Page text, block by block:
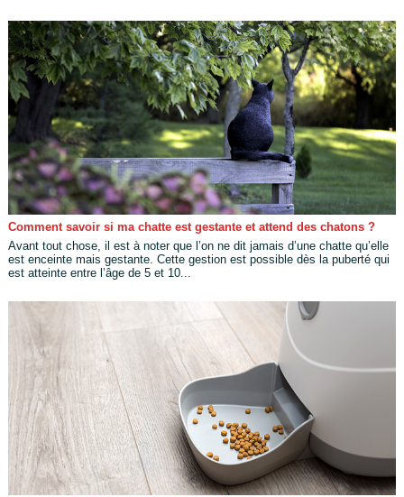
Comment savoir si ma chatte est gestante et attend des chatons ?
Avant tout chose, il est à noter que l’on ne dit jamais d’une chatte qu’elle
est enceinte mais gestante. Cette gestion est possible dès la puberté qui
est atteinte entre l’âge de 5 et 10...